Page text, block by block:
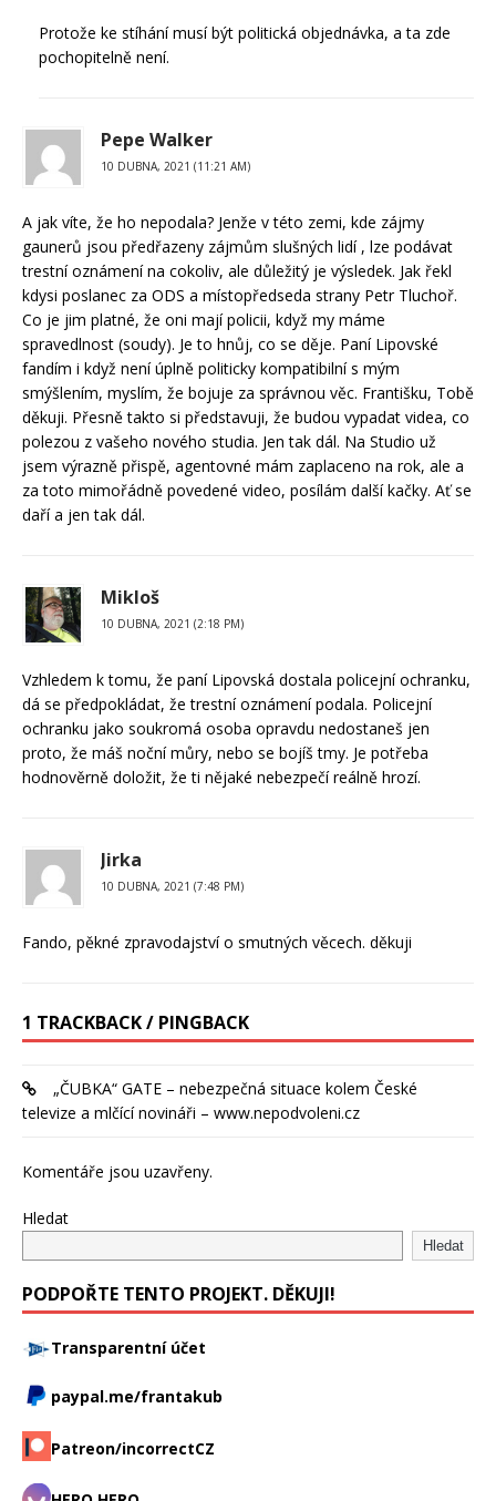
Protože ke stíhání musí být politická objednávka, a ta zde
pochopitelně není.
Pepe Walker
10 DUBNA, 2021 (11:21 AM)
A jak víte, že ho nepodala? Jenže v této zemi, kde zájmy
gaunerů jsou předřazeny zájmům slušných lidí , lze podávat
trestní oznámení na cokoliv, ale důležitý je výsledek. Jak řekl
kdysi poslanec za ODS a místopředseda strany Petr Tluchoř.
Co je jim platné, že oni mají policii, když my máme
spravedlnost (soudy). Je to hnůj, co se děje. Paní Lipovské
fandím i když není úplně politicky kompatibilní s mým
smýšlením, myslím, že bojuje za správnou věc. Františku, Tobě
děkuji. Přesně takto si představuji, že budou vypadat videa, co
polezou z vašeho nového studia. Jen tak dál. Na Studio už
jsem výrazně přispě, agentovné mám zaplaceno na rok, ale a
za toto mimořádně povedené video, posílám další kačky. Ať se
daří a jen tak dál.
Mikloš
10 DUBNA, 2021 (2:18 PM)
Vzhledem k tomu, že paní Lipovská dostala policejní ochranku,
dá se předpokládat, že trestní oznámení podala. Policejní
ochranku jako soukromá osoba opravdu nedostaneš jen
proto, že máš noční můry, nebo se bojíš tmy. Je potřeba
hodnověrně doložit, že ti nějaké nebezpečí reálně hrozí.
Jirka
10 DUBNA, 2021 (7:48 PM)
Fando, pěkné zpravodajství o smutných věcech. děkuji
1 TRACKBACK / PINGBACK
„ČUBKA“ GATE – nebezpečná situace kolem České
televize a mlčící novináři – www.nepodvoleni.cz
Komentáře jsou uzavřeny.
Hledat
Hledat
PODPOŘTE TENTO PROJEKT. DĚKUJI!
Transparentní účet
paypal.me/frantakub
Patreon/incorrectCZ